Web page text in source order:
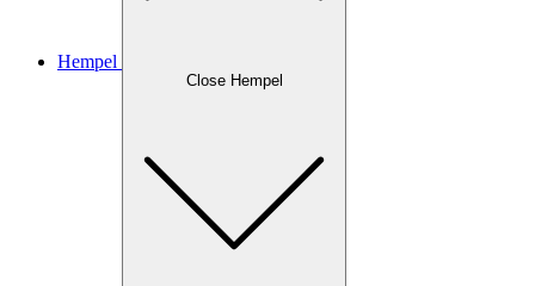
Hempel
Close Hempel